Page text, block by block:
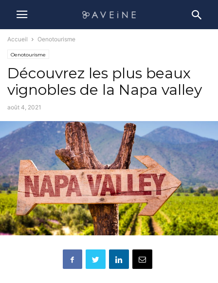
Accueil Oenotourisme
Oenotourisme
Découvrez les plus beaux
vignobles de la Napa valley
août 4, 2021